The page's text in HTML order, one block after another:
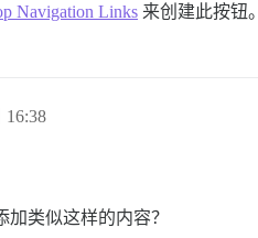
Navigation Links 来创建此按钮。
16:38
类似这样的内容？